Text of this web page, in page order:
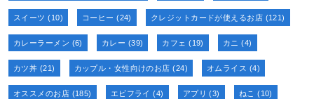
スイーツ (10) コーヒー (24) クレジットカードが使えるお店 (121)
カレーラーメン (6) カレー (39) カフェ (19) カニ (4)
カツ丼 (21) カップル・女性向けのお店 (24) オムライス (4)
オススメのお店 (185) エビフライ (4) アプリ (3) ねこ (10)